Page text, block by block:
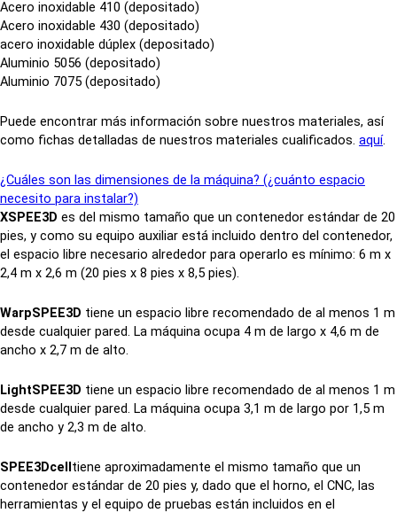
Acero inoxidable 410 (depositado)
Acero inoxidable 430 (depositado)
acero inoxidable dúplex (depositado)
Aluminio 5056 (depositado)
Aluminio 7075 (depositado)
Puede encontrar más información sobre nuestros materiales, así
como fichas detalladas de nuestros materiales cualificados. aquí.
¿Cuáles son las dimensiones de la máquina? (¿cuánto espacio
necesito para instalar?)
XSPEE3D es del mismo tamaño que un contenedor estándar de 20
pies, y como su equipo auxiliar está incluido dentro del contenedor,
el espacio libre necesario alrededor para operarlo es mínimo: 6 m x
2,4 m x 2,6 m (20 pies x 8 pies x 8,5 pies).
WarpSPEE3D tiene un espacio libre recomendado de al menos 1 m
desde cualquier pared. La máquina ocupa 4 m de largo x 4,6 m de
ancho x 2,7 m de alto.
LightSPEE3D tiene un espacio libre recomendado de al menos 1 m
desde cualquier pared. La máquina ocupa 3,1 m de largo por 1,5 m
de ancho y 2,3 m de alto.
SPEE3Dcell tiene aproximadamente el mismo tamaño que un
contenedor estándar de 20 pies y, dado que el horno, el CNC, las
herramientas y el equipo de pruebas están incluidos en el